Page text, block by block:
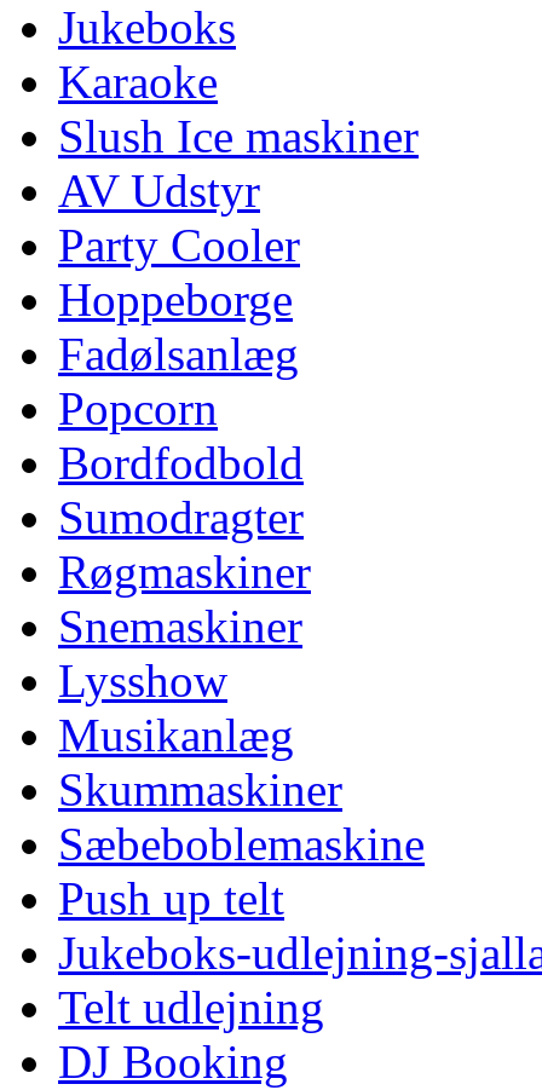
Jukeboks
Karaoke
Slush Ice maskiner
AV Udstyr
Party Cooler
Hoppeborge
Fadølsanlæg
Popcorn
Bordfodbold
Sumodragter
Røgmaskiner
Snemaskiner
Lysshow
Musikanlæg
Skummaskiner
Sæbeboblemaskine
Push up telt
Jukeboks-udlejning-
Telt udlejning
DJ Booking